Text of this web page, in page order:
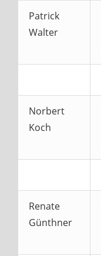
Patrick
Walter
Norbert
Koch
Renate
Günthner